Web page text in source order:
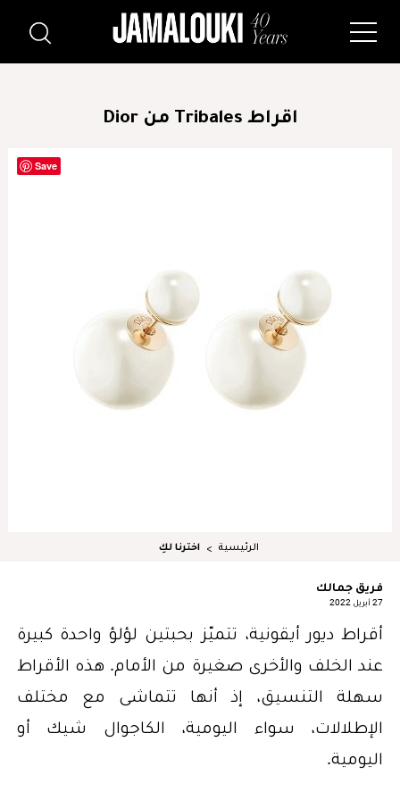
اقراط Tribales من Dior
الرئيسية اخترنا لكِ
فريق جمالك
27 أبريل 2022
أقراط ديور أيقونية، تتميّز بحبتين لؤلؤ واحدة كبيرة
عند الخلف والأخرى صغيرة من الأمام. هذه الأقراط
سهلة التنسيق، إذ أنها تتماشى مع مختلف
الإطلالات، سواء اليومية، الكاجوال شيك أو
اليومية.
Save